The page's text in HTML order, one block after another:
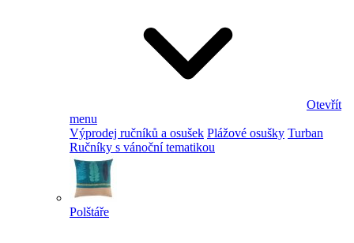
Otevřít
menu
Výprodej ručníků a osušek Plážové osušky Turban
Ručníky s vánoční tematikou
Polštáře